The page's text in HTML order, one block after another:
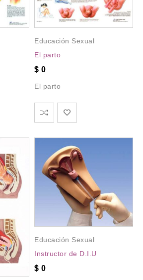
Educación Sexual
El parto
$ 0
El parto
Educación Sexual
Instructor de D.I.U
$ 0